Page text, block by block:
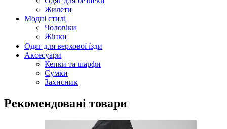
Жилети
Модні стилі
Чоловіки
Жінки
Одяг для верхової їзди
Аксесуари
Кепки та шарфи
Сумки
Захисник
Рекомендовані товари